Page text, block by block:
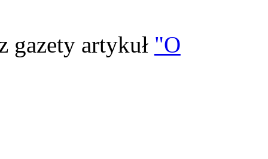
gazety artykuł "O